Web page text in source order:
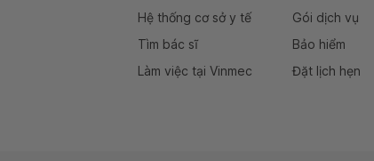
Hệ thống cơ sở y tế
Tìm bác sĩ
Làm việc tại Vinmec
Gói dịch vụ
Bảo hiểm
Đặt lịch hẹn